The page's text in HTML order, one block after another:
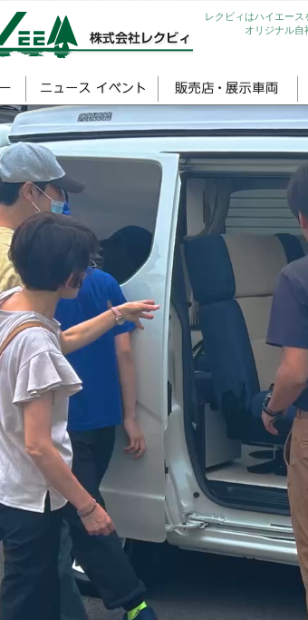
レクビィはハイエー
オリジナル自